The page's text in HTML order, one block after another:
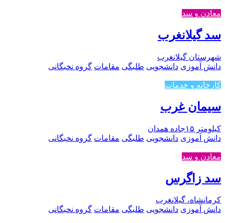
معادن و سد
سد گیلانغرب
شهرستان گیلانغرب
دانش آموزی دانشجویی طلبگی مقامات گروه نخبگانی
کارخانه و خدمات
سیمان غرب
کیلومتر ۱۵جاده همدان
دانش آموزی دانشجویی طلبگی مقامات گروه نخبگانی
معادن و سد
سد زاگرس
کرمانشاه، گیلانغرب
دانش آموزی دانشجویی طلبگی مقامات گروه نخبگانی